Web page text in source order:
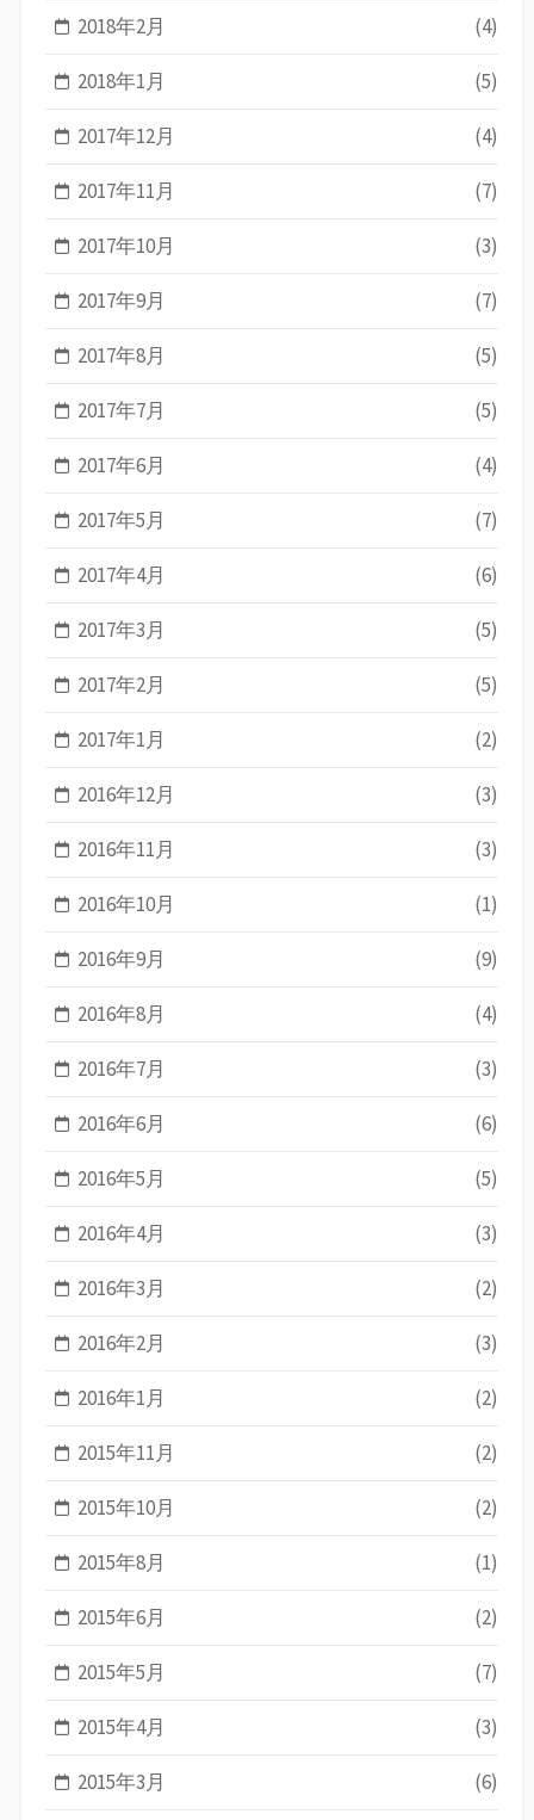
2018年2月 (4)
2018年1月 (5)
2017年12月 (4)
2017年11月 (7)
2017年10月 (3)
2017年9月 (7)
2017年8月 (5)
2017年7月 (5)
2017年6月 (4)
2017年5月 (7)
2017年4月 (6)
2017年3月 (5)
2017年2月 (5)
2017年1月 (2)
2016年12月 (3)
2016年11月 (3)
2016年10月 (1)
2016年9月 (9)
2016年8月 (4)
2016年7月 (3)
2016年6月 (6)
2016年5月 (5)
2016年4月 (3)
2016年3月 (2)
2016年2月 (3)
2016年1月 (2)
2015年11月 (2)
2015年10月 (2)
2015年8月 (1)
2015年6月 (2)
2015年5月 (7)
2015年4月 (3)
2015年3月 (6)